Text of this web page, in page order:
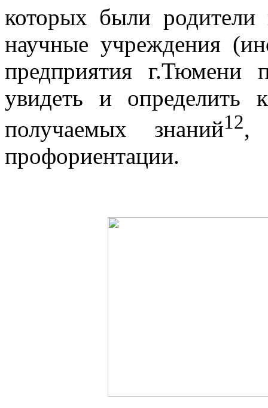
которых были
научные учреждения
предприятия г.Тюмени
увидеть и определить
получаемых знаний12,
профориентации.